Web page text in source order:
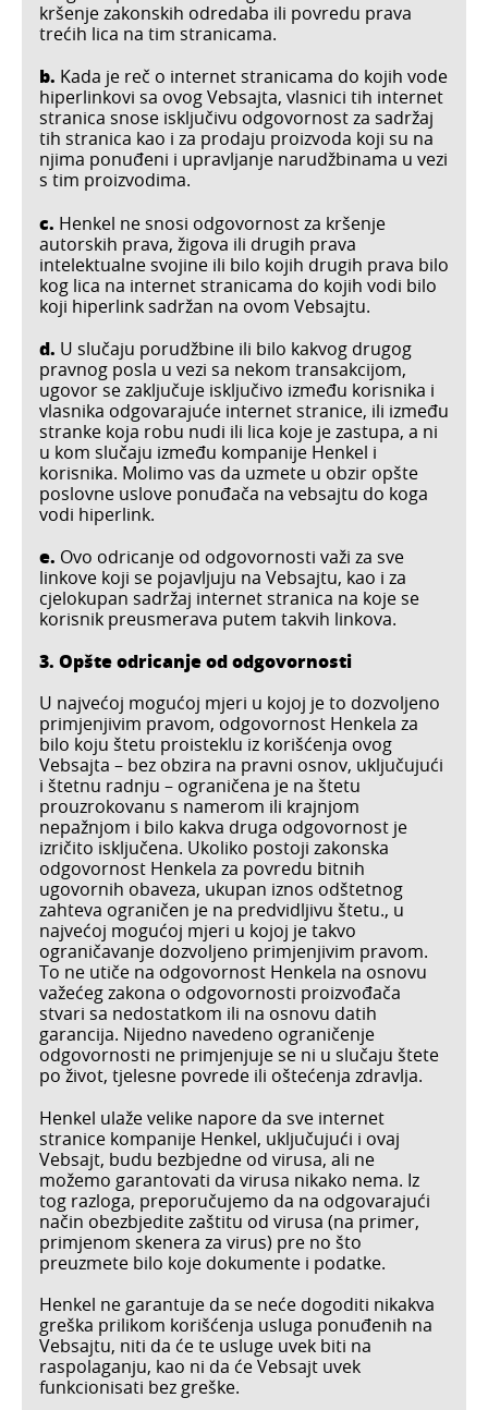
kršenje zakonskih odredaba ili povredu prava
trećih lica na tim stranicama.
b. Kada je reč o internet stranicama do kojih vode
hiperlinkovi sa ovog Vebsajta, vlasnici tih internet
stranica snose isključivu odgovornost za sadržaj
tih stranica kao i za prodaju proizvoda koji su na
njima ponuđeni i upravljanje narudžbinama u vezi
s tim proizvodima.
c. Henkel ne snosi odgovornost za kršenje
autorskih prava, žigova ili drugih prava
intelektualne svojine ili bilo kojih drugih prava bilo
kog lica na internet stranicama do kojih vodi bilo
koji hiperlink sadržan na ovom Vebsajtu.
d. U slučaju porudžbine ili bilo kakvog drugog
pravnog posla u vezi sa nekom transakcijom,
ugovor se zaključuje isključivo između korisnika i
vlasnika odgovarajuće internet stranice, ili između
stranke koja robu nudi ili lica koje je zastupa, a ni
u kom slučaju između kompanije Henkel i
korisnika. Molimo vas da uzmete u obzir opšte
poslovne uslove ponuđača na vebsajtu do koga
vodi hiperlink.
e. Ovo odricanje od odgovornosti važi za sve
linkove koji se pojavljuju na Vebsajtu, kao i za
cjelokupan sadržaj internet stranica na koje se
korisnik preusmerava putem takvih linkova.
3. Opšte odricanje od odgovornosti
U najvećoj mogućoj mjeri u kojoj je to dozvoljeno
primjenjivim pravom, odgovornost Henkela za
bilo koju štetu proisteklu iz korišćenja ovog
Vebsajta – bez obzira na pravni osnov, uključujući
i štetnu radnju – ograničena je na štetu
prouzrokovanu s namerom ili krajnjom
nepažnjom i bilo kakva druga odgovornost je
izričito isključena. Ukoliko postoji zakonska
odgovornost Henkela za povredu bitnih
ugovornih obaveza, ukupan iznos odštetnog
zahteva ograničen je na predvidljivu štetu., u
najvećoj mogućoj mjeri u kojoj je takvo
ograničavanje dozvoljeno primjenjivim pravom.
To ne utiče na odgovornost Henkela na osnovu
važećeg zakona o odgovornosti proizvođača
stvari sa nedostatkom ili na osnovu datih
garancija. Nijedno navedeno ograničenje
odgovornosti ne primjenjuje se ni u slučaju štete
po život, tjelesne povrede ili oštećenja zdravlja.
Henkel ulaže velike napore da sve internet
stranice kompanije Henkel, uključujući i ovaj
Vebsajt, budu bezbjedne od virusa, ali ne
možemo garantovati da virusa nikako nema. Iz
tog razloga, preporučujemo da na odgovarajući
način obezbjedite zaštitu od virusa (na primer,
primjenom skenera za virus) pre no što
preuzmete bilo koje dokumente i podatke.
Henkel ne garantuje da se neće dogoditi nikakva
greška prilikom korišćenja usluga ponuđenih na
Vebsajtu, niti da će te usluge uvek biti na
raspolaganju, kao ni da će Vebsajt uvek
funkcionisati bez greške.